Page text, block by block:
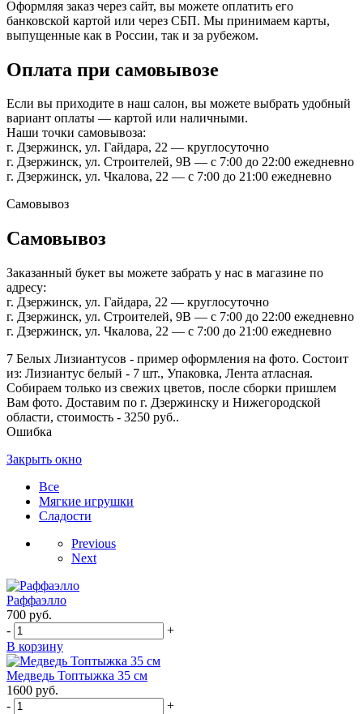
Оформляя заказ через сайт, вы можете оплатить его
банковской картой или через СБП. Мы принимаем карты,
выпущенные как в России, так и за рубежом.
Оплата при самовывозе
Если вы приходите в наш салон, вы можете выбрать удобный
вариант оплаты — картой или наличными.
Наши точки самовывоза:
г. Дзержинск, ул. Гайдара, 22 — круглосуточно
г. Дзержинск, ул. Строителей, 9В — с 7:00 до 22:00 ежедневно
г. Дзержинск, ул. Чкалова, 22 — с 7:00 до 21:00 ежедневно
Самовывоз
Самовывоз
Заказанный букет вы можете забрать у нас в магазине по
адресу:
г. Дзержинск, ул. Гайдара, 22 — круглосуточно
г. Дзержинск, ул. Строителей, 9В — с 7:00 до 22:00 ежедневно
г. Дзержинск, ул. Чкалова, 22 — с 7:00 до 21:00 ежедневно
7 Белых Лизиантусов - пример оформления на фото. Состоит
из: Лизиантус белый - 7 шт., Упаковка, Лента атласная.
Собираем только из свежих цветов, после сборки пришлем
Вам фото. Доставим по г. Дзержинску и Нижегородской
области, стоимость - 3250 руб..
Ошибка
Закрыть окно
Все
Мягкие игрушки
Сладости
Previous
Next
Раффаэлло
700 руб.
-
+
В корзину
Медведь Топтыжка 35 см
1600 руб.
-
+